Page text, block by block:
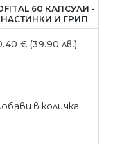
60 КАПСУЛИ -
И ГРИП
€ (39.90 лв.)
в количка